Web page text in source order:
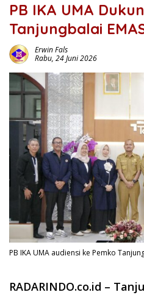
PB IKA UMA
Tanjungbalai
Erwin Fals
Rabu, 24 Juni 2026
PB IKA UMA audiensi ke Pemko
RADARINDO.co.id –